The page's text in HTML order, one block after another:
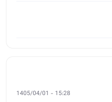
15:28 - 1405/04/01